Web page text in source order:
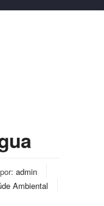
admin
Ambiental